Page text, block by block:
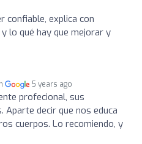
confiable, explica con
lo qué hay que mejorar y
5 years ago
profecional, sus
decir que nos educa
cuerpos. Lo recomiendo, y